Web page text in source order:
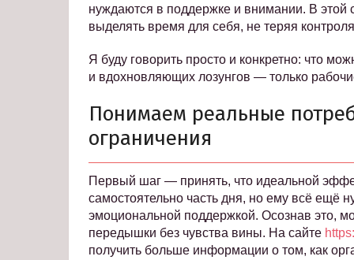
нуждаются в поддержке и внимании. В этой
выделять время для себя, не теряя
Я буду говорить просто и конкретно: что
и вдохновляющих лозунгов — только
Понимаем реальные
ограничения
Первый шаг — принять, что идеальной
самостоятельно часть дня, но ему всё ещё
эмоциональной поддержкой. Осознав это,
передышки без чувства вины. На сайте
получить больше информации о том, как